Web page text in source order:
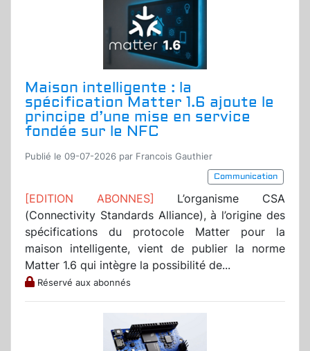
Maison intelligente : la
spécification Matter 1.6 ajoute le
principe d’une mise en service
fondée sur le NFC
Publié le 09-07-2026 par Francois Gauthier
Communication
[EDITION ABONNES] L’organisme CSA
(Connectivity Standards Alliance), à l’origine des
spécifications du protocole Matter pour la
maison intelligente, vient de publier la norme
Matter 1.6 qui intègre la possibilité de...
Réservé aux abonnés